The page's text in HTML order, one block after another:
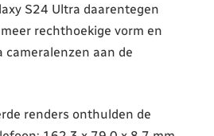
S24 Ultra daarentegen
rechthoekige vorm en
aan de
renders onthulden de